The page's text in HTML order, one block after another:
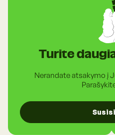
Turite
Nerandate atsakymo į